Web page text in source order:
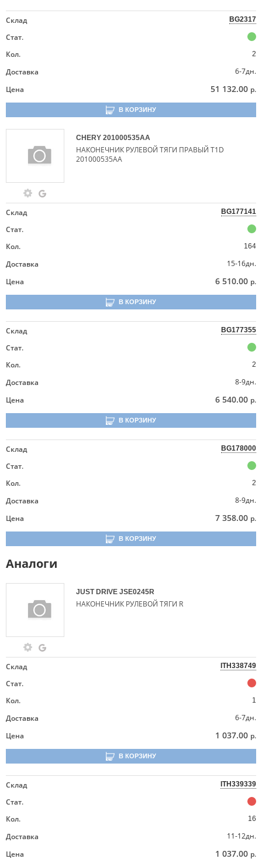
Склад BG2317
Стат.
Кол.
2
Доставка
6-7дн.
Цена
51 132.00 р.
В КОРЗИНУ
CHERY 201000535AA
НАКОНЕЧНИК РУЛЕВОЙ ТЯГИ ПРАВЫЙ T1D
201000535AA
Склад BG177141
Стат.
Кол.
164
Доставка
15-16дн.
Цена
6 510.00 р.
В КОРЗИНУ
Склад BG177355
Стат.
Кол.
2
Доставка
8-9дн.
Цена
6 540.00 р.
В КОРЗИНУ
Склад BG178000
Стат.
Кол.
2
Доставка
8-9дн.
Цена
7 358.00 р.
В КОРЗИНУ
Аналоги
JUST DRIVE JSE0245R
НАКОНЕЧНИК РУЛЕВОЙ ТЯГИ R
Склад ITH338749
Стат.
Кол.
1
Доставка
6-7дн.
Цена
1 037.00 р.
В КОРЗИНУ
Склад ITH339339
Стат.
Кол.
16
Доставка
11-12дн.
Цена
1 037.00 р.